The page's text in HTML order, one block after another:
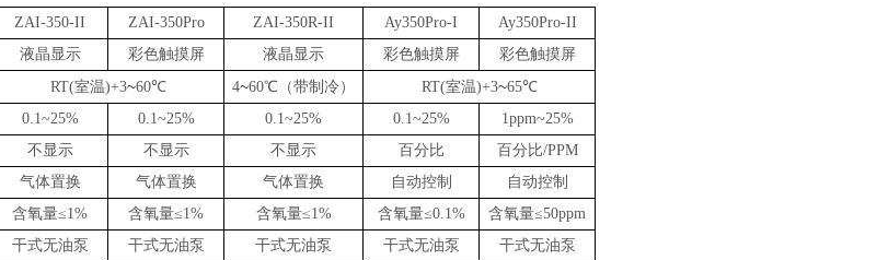
ZAI-350-II ZAI-350Pro ZAI-350R-II Ay350Pro-I Ay350Pro-II
液晶显示 彩色触摸屏 液晶显示 彩色触摸屏
彩色触摸屏
RT(室温)+3~60℃ 4~60℃ （带制冷） RT(室温)+3~65℃
0.1~25% 0.1~25% 0.1~25% 0.1~25% 1ppm~25%
不显示 不显示 不显示 百分比 百分比/PPM
气体置换 气体置换 气体置换 自动控制
自动控制
含氧量≤1% 含氧量≤1% 含氧量≤1% 含氧量≤0.1% 含氧量≤50ppm
干式无油泵 干式无油泵 干式无油泵 干式无油泵
干式无油泵